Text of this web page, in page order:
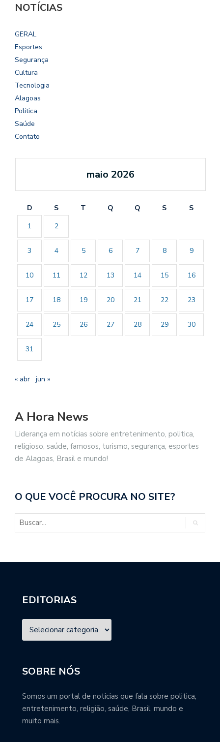
NOTÍCIAS
GERAL
Esportes
Segurança
Cultura
Tecnologia
Alagoas
Política
Saúde
Contato
maio 2026
D S T Q Q S
S
1
2
3 4 5 6 7 8 9
10 11 12 13 14 15 16
17 18 19 20 21 22 23
24 25 26 27 28 29 30
31
« abr jun »
A Hora News
Liderança em notícias sobre entretenimento, politica,
religioso, saúde, famosos, turismo, segurança, esportes
de Alagoas, Brasil e mundo!
O QUE VOCÊ PROCURA NO SITE?
EDITORIAS
SOBRE NÓS
Somos um portal de noticias que fala sobre politica,
entretenimento, religião, saúde, Brasil, mundo e
muito mais.